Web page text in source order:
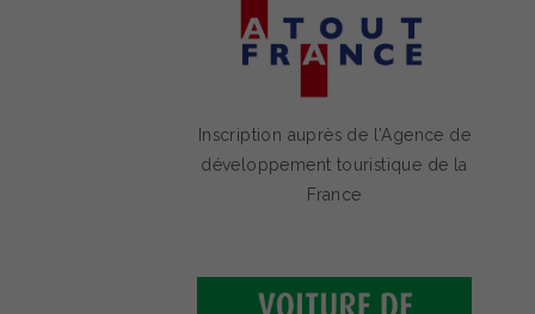
Inscription auprès de l'Agence de
développement touristique de la
France